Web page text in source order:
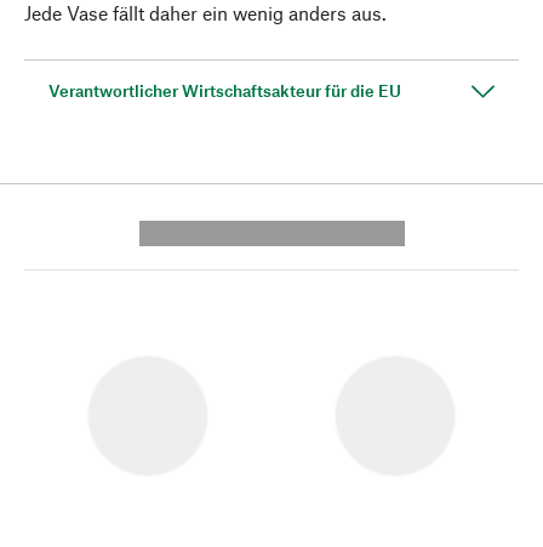
Jede Vase fällt daher ein wenig anders aus.
Verantwortlicher Wirtschaftsakteur für die EU